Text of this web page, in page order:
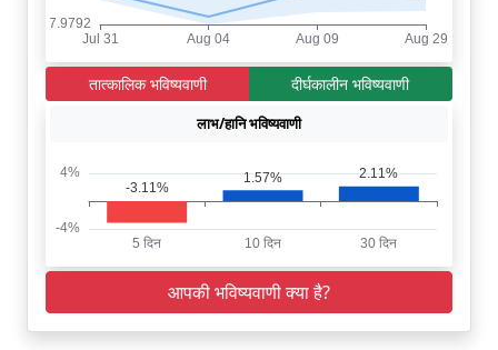
तात्कालिक भविष्यवाणी दीर्घकालीन भविष्यवाणी
लाभ/हानि भविष्यवाणी
आपकी भविष्यवाणी क्या है?